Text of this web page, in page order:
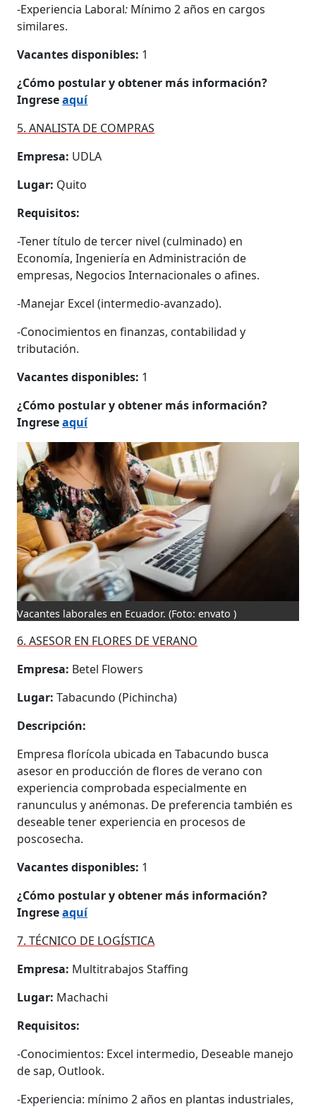
-Experiencia Laboral: Mínimo 2 años en cargos
similares.
Vacantes disponibles: 1
¿Cómo postular y obtener más información?
Ingreseaquí
5. ANALISTA DE COMPRAS
Empresa: UDLA
Lugar: Quito
Requisitos:
-Tener título de tercer nivel (culminado) en
Economía, Ingeniería en Administración de
empresas, Negocios Internacionales o afines.
-Manejar Excel (intermedio-avanzado).
-Conocimientos en finanzas, contabilidad y
tributación.
Vacantes disponibles: 1
¿Cómo postular y obtener más información?
Ingreseaquí
Vacantes laborales en Ecuador. (Foto: envato )
6. ASESOR EN FLORES DE VERANO
Empresa: Betel Flowers
Lugar:Tabacundo (Pichincha)
Descripción:
Empresa florícola ubicada en Tabacundo busca
asesor en producción de flores de verano con
experiencia comprobada especialmente en
ranunculus y anémonas. De preferencia también es
deseable tener experiencia en procesos de
poscosecha.
Vacantes disponibles: 1
¿Cómo postular y obtener más información?
Ingreseaquí
7. TÉCNICO DE LOGÍSTICA
Empresa: Multitrabajos Staffing
Lugar: Machachi
Requisitos:
-Conocimientos: Excel intermedio, Deseable manejo
de sap, Outlook.
-Experiencia: mínimo 2 años en plantas industriales,